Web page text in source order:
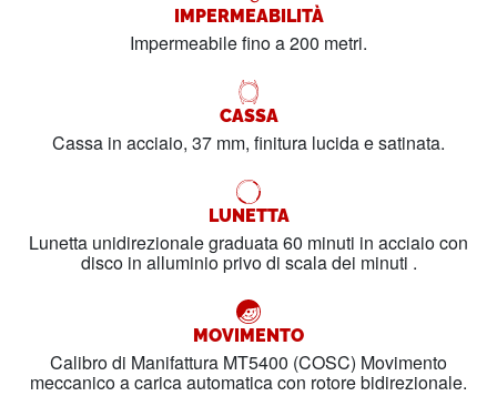
IMPERMEABILITÀ
Impermeabile fino a 200 metri.
CASSA
Cassa in acciaio, 37 mm, finitura lucida e satinata.
LUNETTA
Lunetta unidirezionale graduata 60 minuti in acciaio con
disco in alluminio privo di scala dei minuti .
MOVIMENTO
Calibro di Manifattura MT5400 (COSC) Movimento
meccanico a carica automatica con rotore bidirezionale.